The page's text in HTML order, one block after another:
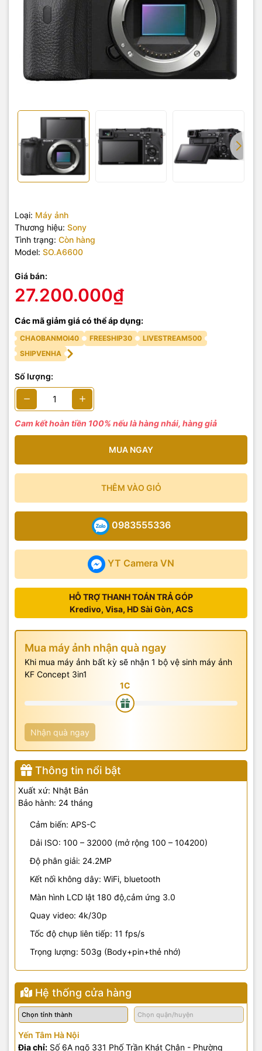
Loại: Máy ảnh
Thương hiệu: Sony
Tình trạng: Còn hàng
Model: SO.A6600
Giá bán:
27.200.000₫
Các mã giảm giá có thể áp dụng:
CHAOBANMOI40 FREESHIP30
LIVESTREAM500
SHIPVENHA
Số lượng:
Cam kết hoàn tiền 100% nếu là hàng nhái, hàng giả
MUA NGAY
THÊM VÀO GIỎ
YT Camera VN
0983555336
HỖ TRỢ THANH TOÁN TRẢ GÓP
Kredivo, Visa, HD Sài Gòn, ACS
Mua máy ảnh nhận quà ngay
Khi mua máy ảnh bất kỳ sẽ nhận 1 bộ vệ sinh máy ảnh
KF Concept 3in1
Nhận quà ngay
Thông tin nổi bật
Xuất xứ: Nhật Bản
Bảo hành: 24 tháng
Cảm biến: APS-C
Dải ISO: 100 – 32000 (mở rộng 100 – 104200)
Độ phân giải: 24.2MP
Kết nối không dây: WiFi, bluetooth
Màn hình LCD lật 180 độ,cảm ứng 3.0
Quay video: 4k/30p
Tốc độ chụp liên tiếp: 11 fps/s
Trọng lượng: 503g (Body+pin+thẻ nhớ)
Hệ thống cửa hàng
Yến Tâm Hà Nội
Địa chỉ: Số 6A ngõ 331 Phố Trần Khát Chân - Phường